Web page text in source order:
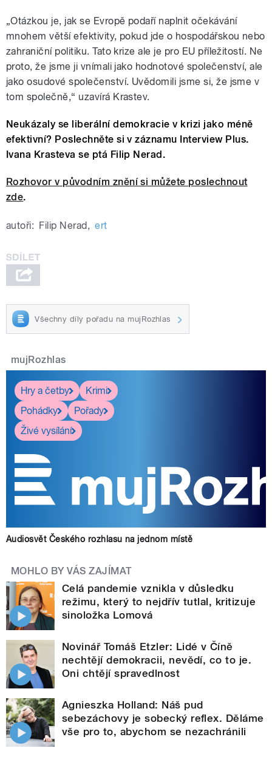
„Otázkou je, jak se Evropě podaří naplnit očekávání
mnohem větší efektivity, pokud jde o hospodářskou nebo
zahraniční politiku. Tato krize ale je pro EU příležitostí. Ne
proto, že jsme ji vnímali jako hodnotové společenství, ale
jako osudové společenství. Uvědomili jsme si, že jsme v
tom společně,“ uzavírá Krastev.
Neukázaly se liberální demokracie v krizi jako méně
efektivní? Poslechněte si v záznamu Interview Plus.
Ivana Krasteva se ptá Filip Nerad.
Rozhovor v původním znění si můžete poslechnout
zde.
autoři: Filip Nerad, ert
Všechny díly pořadu na mujRozhlas
mujRozhlas
Hry a četby
Krimi
Pohádky
Pořady
Živé vysílání
Audiosvět Českého rozhlasu na jednom místě
MOHLO BY VÁS ZAJÍMAT
Celá pandemie vznikla v důsledku
režimu, který to nejdřív tutlal, kritizuje
sinoložka Lomová
Novinář Tomáš Etzler: Lidé v Číně
nechtějí demokracii, nevědí, co to je.
Oni chtějí spravedlnost
Agnieszka Holland: Náš pud
sebezáchovy je sobecký reflex. Děláme
vše pro to, abychom se nezachránili